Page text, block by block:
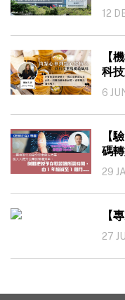
12
【
科
6
【
碼
29
【
27